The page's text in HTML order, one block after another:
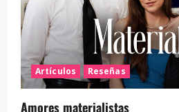
Artículos Reseñas
Amores materialistas